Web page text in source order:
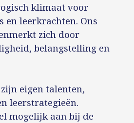
klimaat voor
en leerkrachten. Ons
zich door
belangstelling en
eigen talenten,
leerstrategieën.
mogelijk aan bij de